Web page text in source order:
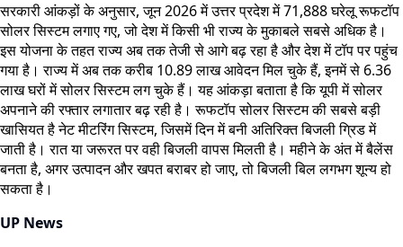
सरकारी आंकड़ों के अनुसार, जून 2026 में उत्तर प्रदेश में 71,888 घरेलू रूफटॉप
सोलर सिस्टम लगाए गए, जो देश में किसी भी राज्य के मुकाबले सबसे अधिक है।
इस योजना के तहत राज्य अब तक तेजी से आगे बढ़ रहा है और देश में टॉप पर पहुंच
गया है। राज्य में अब तक करीब 10.89 लाख आवेदन मिल चुके हैं, इनमें से 6.36
लाख घरों में सोलर सिस्टम लग चुके हैं। यह आंकड़ा बताता है कि यूपी में सोलर
अपनाने की रफ्तार लगातार बढ़ रही है। रूफटॉप सोलर सिस्टम की सबसे बड़ी
खासियत है नेट मीटरिंग सिस्टम, जिसमें दिन में बनी अतिरिक्त बिजली ग्रिड में
जाती है। रात या जरूरत पर वही बिजली वापस मिलती है। महीने के अंत में बैलेंस
बनता है, अगर उत्पादन और खपत बराबर हो जाए, तो बिजली बिल लगभग शून्य हो
सकता है।
UP News